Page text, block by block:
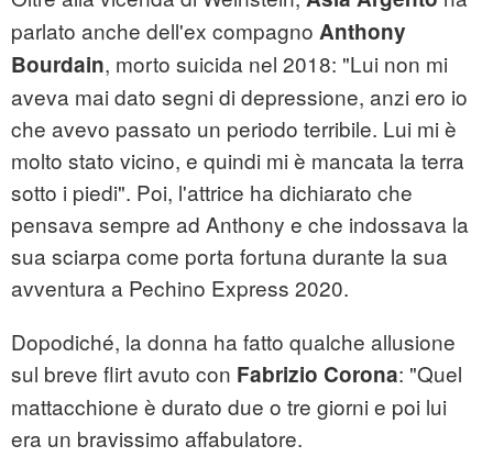
parlato anche dell'ex compagno Anthony
Bourdain, morto suicida nel 2018: "Lui non mi
aveva mai dato segni di depressione, anzi ero io
che avevo passato un periodo terribile. Lui mi è
molto stato vicino, e quindi mi è mancata la terra
sotto i piedi". Poi, l'attrice ha dichiarato che
pensava sempre ad Anthony e che indossava la
sua sciarpa come porta fortuna durante la sua
avventura a Pechino Express 2020.
Dopodiché, la donna ha fatto qualche allusione
sul breve flirt avuto con Fabrizio Corona: "Quel
mattacchione è durato due o tre giorni e poi lui
era un bravissimo affabulatore.